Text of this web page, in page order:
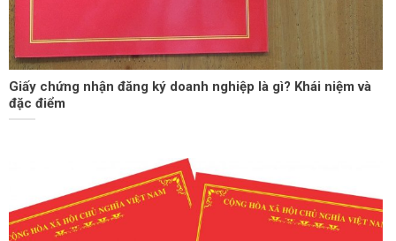
Giấy chứng nhận đăng ký doanh nghiệp là gì? Khái niệm và
đặc điểm